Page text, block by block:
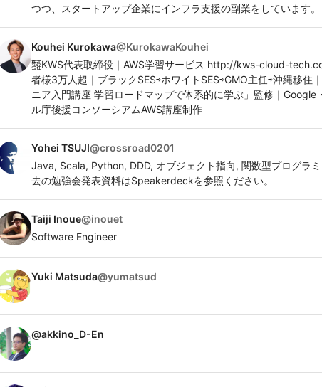
つつ、スタートアップ企業にインフラ支援の副業をしています。
Kouhei Kurokawa@KurokawaKouhei
㍿KWS代表取締役｜AWS学習サービス http://kws-cloud-
者様3万人超｜ブラックSES⇨ホワイトSES⇨GMO主任⇨沖縄移住
ニア入門講座 学習ロードマップで体系的に学ぶ」監修｜Google
ル庁後援コンソーシアムAWS講座制作
Yohei TSUJI@crossroad0201
Java, Scala, Python, DDD, オブジェクト指向, 関数型プログラ
去の勉強会発表資料はSpeakerdeckを参照ください。
Taiji Inoue@inouet
Software Engineer
Yuki Matsuda@yumatsud
@akkino_D-En